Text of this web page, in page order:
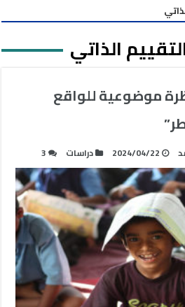
الذاتي
موضوعية للواقع
2024/04/22 دراسات 3